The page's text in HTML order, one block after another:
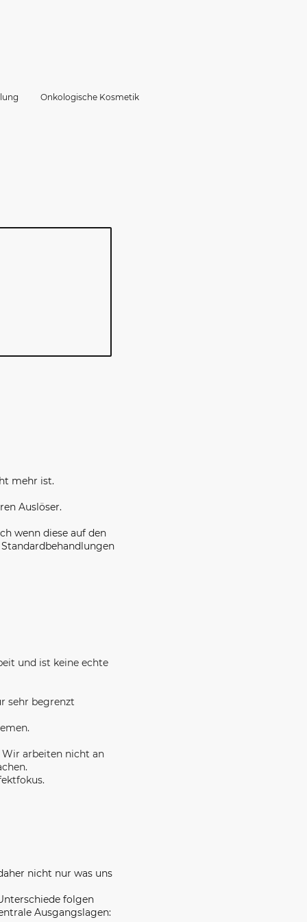
Onkologische Kosmetik
mehr ist.
Auslöser.
wenn diese auf den
und ist keine echte
sehr begrenzt
Wir arbeiten nicht an
nicht nur was uns
folgen
Ausgangslagen: